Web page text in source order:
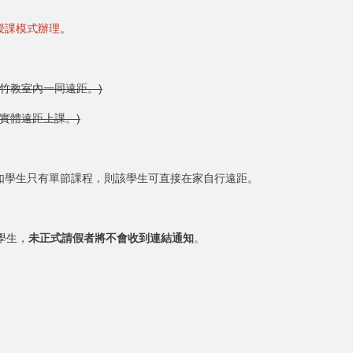
課模式辦理。
教室內一同遠距。)
體遠距上課。)
生只有單節課程，則該學生可直接在家自行遠距。
， 未正式請假者將不會收到連結通知。